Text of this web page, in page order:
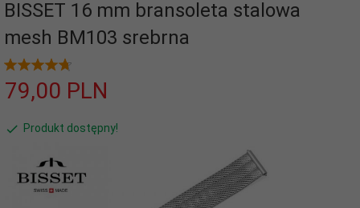
BISSET 16 mm bransoleta stalowa
mesh BM103 srebrna
79,00 PLN
Produkt dostępny!